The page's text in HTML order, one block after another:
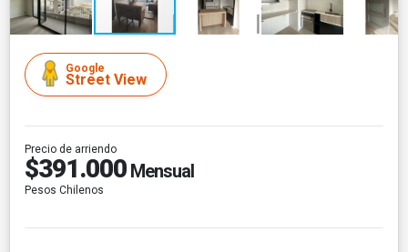
Google
Street View
Precio de arriendo
$391.000 Mensual
Pesos Chilenos